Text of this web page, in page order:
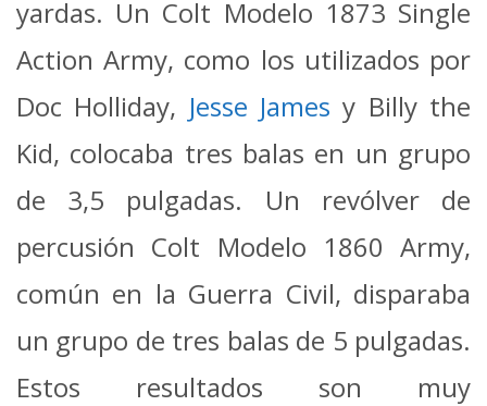
yardas. Un Colt Modelo 1873 Single
Action Army, como los utilizados por
Doc Holliday, Jesse James y Billy the
Kid, colocaba tres balas en un grupo
de 3,5 pulgadas. Un revólver de
percusión Colt Modelo 1860 Army,
común en la Guerra Civil, disparaba
un grupo de tres balas de 5 pulgadas.
Estos resultados son muy